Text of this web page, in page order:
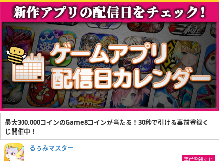
最大300,000コインのGame8コインが当たる！30秒で引ける事前登録く
じ開催中！
るぅみマスター